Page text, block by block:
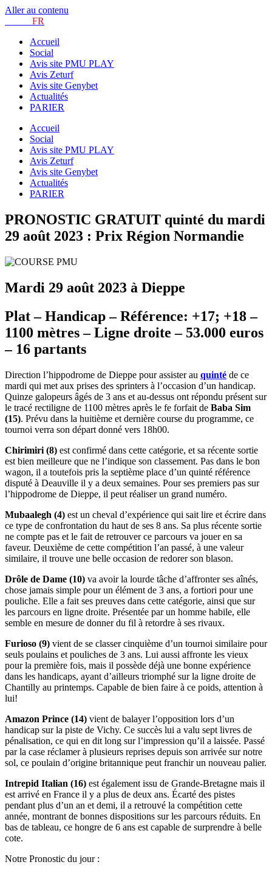
Aller au contenu
FR
Accueil
Social
Avis site PMU PLAY
Avis Zeturf
Avis site Genybet
Actualités
PARIER
Accueil
Social
Avis site PMU PLAY
Avis Zeturf
Avis site Genybet
Actualités
PARIER
PRONOSTIC GRATUIT quinté du mardi
29 août 2023 : Prix Région Normandie
Mardi 29 août 2023 à Dieppe
Plat – Handicap – Référence: +17; +18 –
1100 mètres – Ligne droite – 53.000 euros
– 16 partants
Direction l’hippodrome de Dieppe pour assister au quinté de ce
mardi qui met aux prises des sprinters à l’occasion d’un handicap.
Quinze galopeurs âgés de 3 ans et au-dessus ont répondu présent sur
le tracé rectiligne de 1100 mètres après le fe forfait de Baba Sim
(15). Prévu dans la huitième et dernière course du programme, ce
tournoi verra son départ donné vers 18h00.
Chirimiri (8) est confirmé dans cette catégorie, et sa récente sortie
est bien meilleure que ne l’indique son classement. Pas dans le bon
wagon, il a toutefois pris la septième place d’un quinté référence
disputé à Deauville il y a deux semaines. Pour ses premiers pas sur
l’hippodrome de Dieppe, il peut réaliser un grand numéro.
Mubaalegh (4) est un cheval d’expérience qui sait lire et écrire dans
ce type de confrontation du haut de ses 8 ans. Sa plus récente sortie
ne compte pas et le fait de retrouver ce parcours va jouer en sa
faveur. Deuxième de cette compétition l’an passé, à une valeur
similaire, il trouve une belle occasion de redorer son blason.
Drôle de Dame (10) va avoir la lourde tâche d’affronter ses aînés,
chose jamais simple pour un élément de 3 ans, a fortiori pour une
pouliche. Elle a fait ses preuves dans cette catégorie, ainsi que sur
les parcours en ligne droite. Présentée par un homme habile, elle
semble en mesure de donner du fil à retordre à ses rivaux.
Furioso (9) vient de se classer cinquième d’un tournoi similaire pour
seuls poulains et pouliches de 3 ans. Lui aussi affronte les vieux
pour la première fois, mais il possède déjà une bonne expérience
dans les handicaps, ayant d’ailleurs triomphé sur la ligne droite de
Chantilly au printemps. Capable de bien faire à ce poids, attention à
lui!
Amazon Prince (14) vient de balayer l’opposition lors d’un
handicap sur la piste de Vichy. Ce succès lui a valu sept livres de
pénalisation, ce qui en dit long sur l’impression qu’il a laissée. Passé
par la case réclamer à plusieurs reprises depuis son arrivée sur notre
sol, ce poulain d’origine britannique peut franchir un nouveau palier.
Intrepid Italian (16) est également issu de Grande-Bretagne mais il
est arrivé en France il y a plus de deux ans. Écarté des pistes
pendant plus d’un an et demi, il a retrouvé la compétition cette
année, montrant de bonnes dispositions sur les parcours réduits. En
bas de tableau, ce hongre de 6 ans est capable de surprendre à belle
cote.
Notre Pronostic du jour :